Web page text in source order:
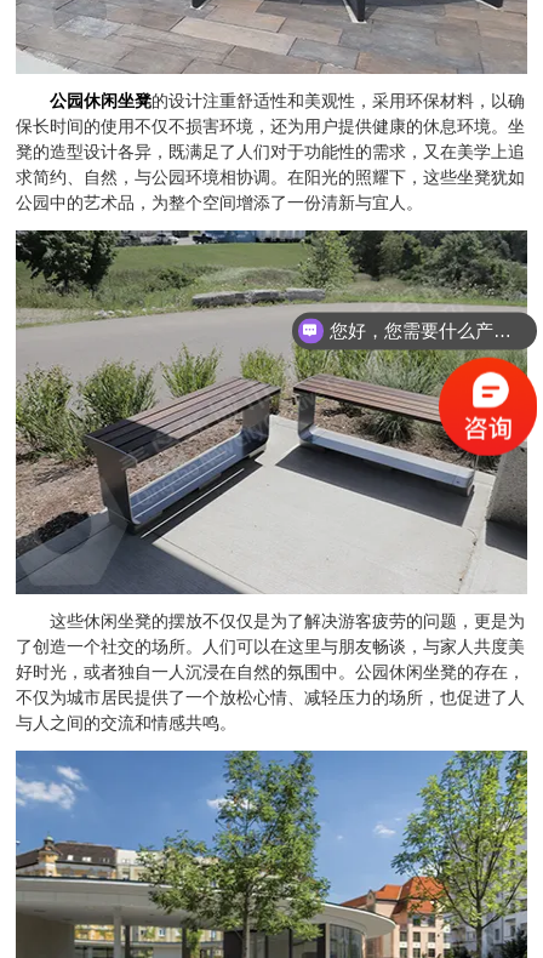
公园休闲坐凳的设计注重舒适性和美观性，采用环保材料，以确
保长时间的使用不仅不损害环境，还为用户提供健康的休息环境。坐
凳的造型设计各异，既满足了人们对于功能性的需求，又在美学上追
求简约、自然，与公园环境相协调。在阳光的照耀下，这些坐凳犹如
公园中的艺术品，为整个空间增添了一份清新与宜人。
这些休闲坐凳的摆放不仅仅是为了解决游客疲劳的问题，更是为
了创造一个社交的场所。人们可以在这里与朋友畅谈，与家人共度美
好时光，或者独自一人沉浸在自然的氛围中。公园休闲坐凳的存在，
不仅为城市居民提供了一个放松心情、减轻压力的场所，也促进了人
与人之间的交流和情感共鸣。
您好，您需要什么产品？